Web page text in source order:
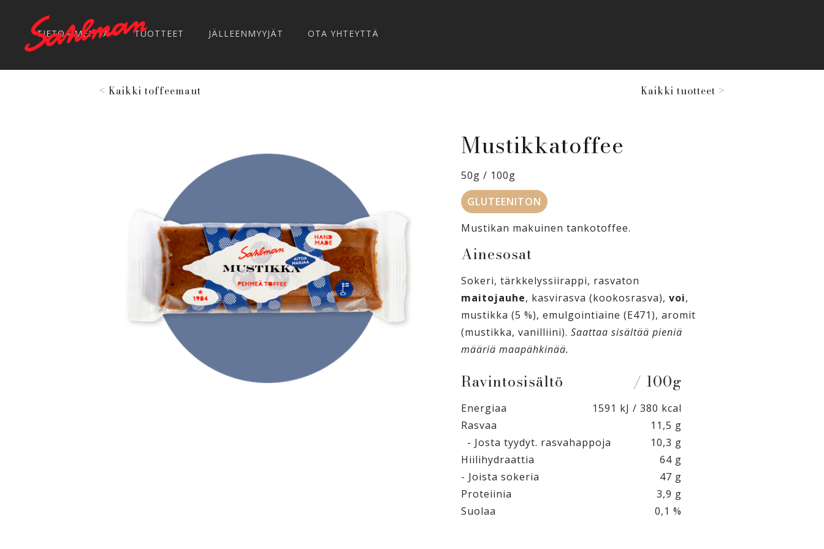
TIETOA MEISTÄ TUOTTEET JÄLLEENMYYJÄT OTA YHTEYTTÄ
< Kaikki toffeemaut Kaikki tuotteet >
Mustikkatoffee
50g / 100g
GLUTEENITON
Mustikan makuinen tankotoffee.
Ainesosat
Sokeri, tärkkelyssiirappi, rasvaton
maitojauhe, kasvirasva (kookosrasva), voi,
mustikka (5 %), emulgointiaine (E471), aromit
(mustikka, vanilliini). Saattaa sisältää pieniä
määriä maapähkinää.
Ravintosisältö / 100g
Energiaa
1591 kJ / 380 kcal
Rasvaa
11,5 g
- Josta tyydyt. rasvahappoja
10,3 g
Hiilihydraattia
64 g
- Joista sokeria
47 g
Proteiinia
3,9 g
Suolaa
0,1 %